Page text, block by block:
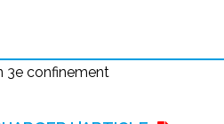
3e confinement